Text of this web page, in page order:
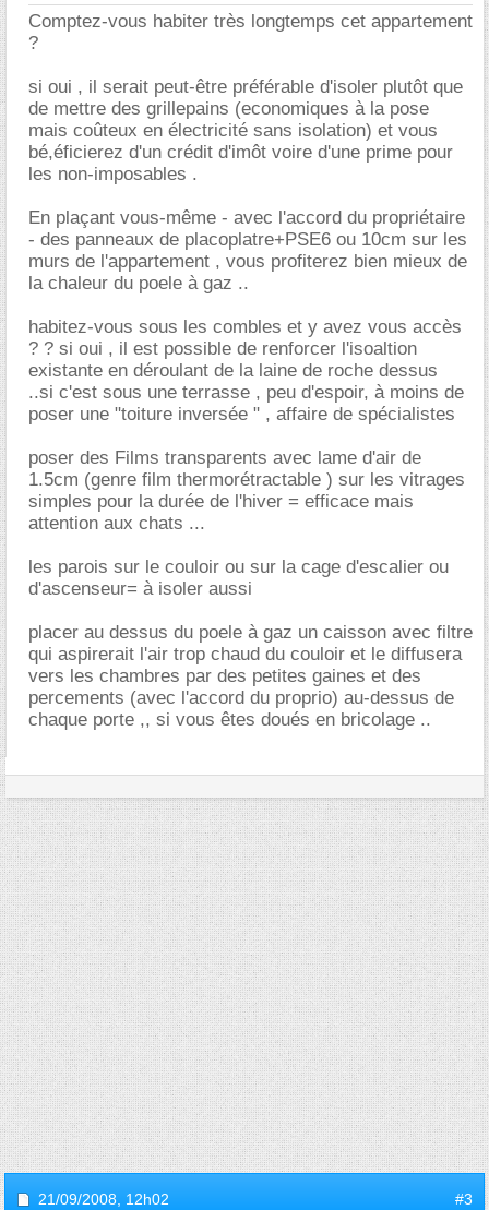
Comptez-vous habiter très longtemps cet appartement
?
si oui , il serait peut-être préférable d'isoler plutôt que
de mettre des grillepains (economiques à la pose
mais coûteux en électricité sans isolation) et vous
bé,éficierez d'un crédit d'imôt voire d'une prime pour
les non-imposables .
En plaçant vous-même - avec l'accord du propriétaire
- des panneaux de placoplatre+PSE6 ou 10cm sur les
murs de l'appartement , vous profiterez bien mieux de
la chaleur du poele à gaz ..
habitez-vous sous les combles et y avez vous accès
? ? si oui , il est possible de renforcer l'isoaltion
existante en déroulant de la laine de roche dessus
..si c'est sous une terrasse , peu d'espoir, à moins de
poser une "toiture inversée " , affaire de spécialistes
poser des Films transparents avec lame d'air de
1.5cm (genre film thermorétractable ) sur les vitrages
simples pour la durée de l'hiver = efficace mais
attention aux chats ...
les parois sur le couloir ou sur la cage d'escalier ou
d'ascenseur= à isoler aussi
placer au dessus du poele à gaz un caisson avec filtre
qui aspirerait l'air trop chaud du couloir et le diffusera
vers les chambres par des petites gaines et des
percements (avec l'accord du proprio) au-dessus de
chaque porte ,, si vous êtes doués en bricolage ..
21/09/2008, 12h02 #3